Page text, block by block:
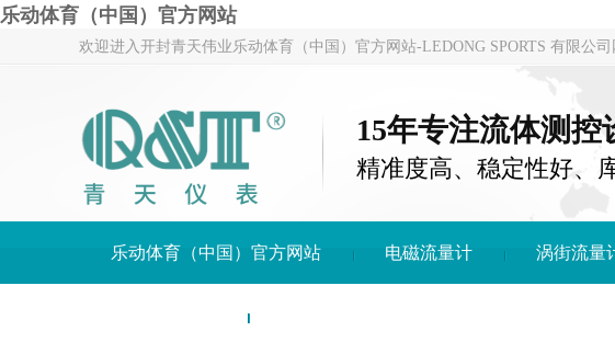
乐动体育（中国）官方网站
欢迎进入开封青天伟业乐动体育（中国）官方网站-LEDONG SPORTS 有限公司
15年专注流体测
精准度高、稳定性好、
乐动体育（中国）官方网站 电磁流量计 涡街流量